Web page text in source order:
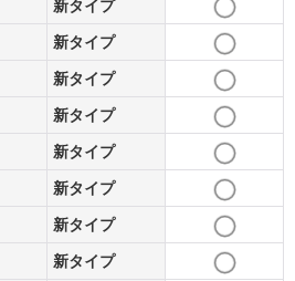
新タイプ
新タイプ
新タイプ
新タイプ
新タイプ
新タイプ
新タイプ
新タイプ